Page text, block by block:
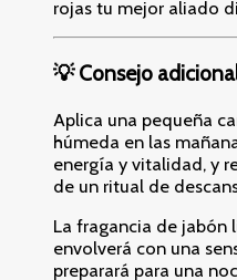
rojas tu mejor aliado
💡 Consejo
Aplica una pequeña
húmeda en las
energía y vitalidad, y
de un ritual de
La fragancia de
envolverá con una
preparará para una